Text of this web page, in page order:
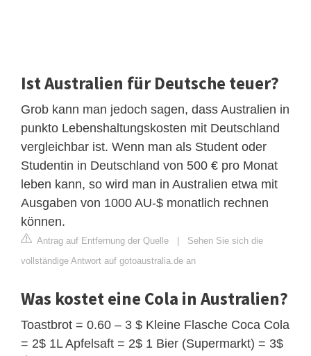
Ist Australien für Deutsche teuer?
Grob kann man jedoch sagen, dass Australien in
punkto Lebenshaltungskosten mit Deutschland
vergleichbar ist. Wenn man als Student oder
Studentin in Deutschland von 500 € pro Monat
leben kann, so wird man in Australien etwa mit
Ausgaben von 1000 AU-$ monatlich rechnen
können.
Antrag auf Entfernung der Quelle | Sehen Sie sich die
vollständige Antwort auf gotoaustralia.de an
Was kostet eine Cola in Australien?
Toastbrot = 0.60 – 3 $ Kleine Flasche Coca Cola
= 2$ 1L Apfelsaft = 2$ 1 Bier (Supermarkt) = 3$